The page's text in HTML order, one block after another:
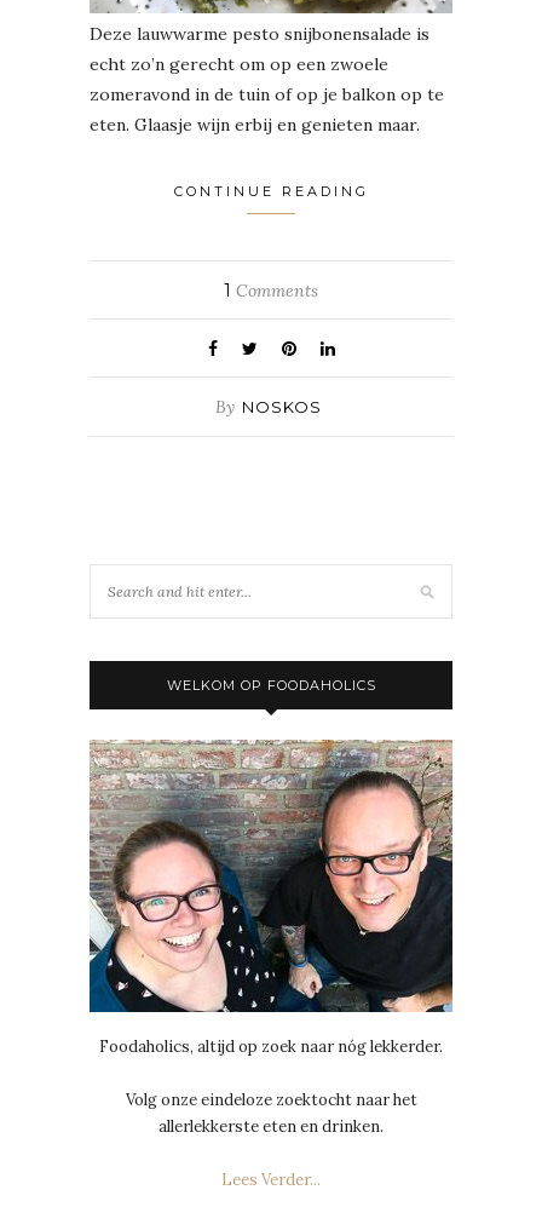
Deze lauwwarme pesto snijbonensalade is
echt zo’n gerecht om op een zwoele
zomeravond in de tuin of op je balkon op te
eten. Glaasje wijn erbij en genieten maar.
CONTINUE READING
1 Comments
By NOSKOS
WELKOM OP FOODAHOLICS
Foodaholics, altijd op zoek naar nóg lekkerder.
Volg onze eindeloze zoektocht naar het
allerlekkerste eten en drinken.
Lees Verder...